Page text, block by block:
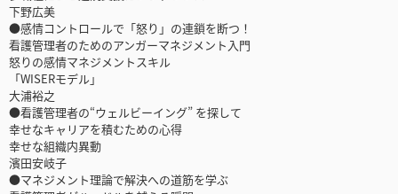
下野広美
●感情コントロールで「怒り」の連鎖を断つ！
看護管理者のためのアンガーマネジメント入門
怒りの感情マネジメントスキル
「WISERモデル」
大浦裕之
●看護管理者の“ウェルビーイング” を探して
幸せなキャリアを積むための心得
幸せな組織内異動
濱田安岐子
●マネジメント理論で解決への道筋を学ぶ